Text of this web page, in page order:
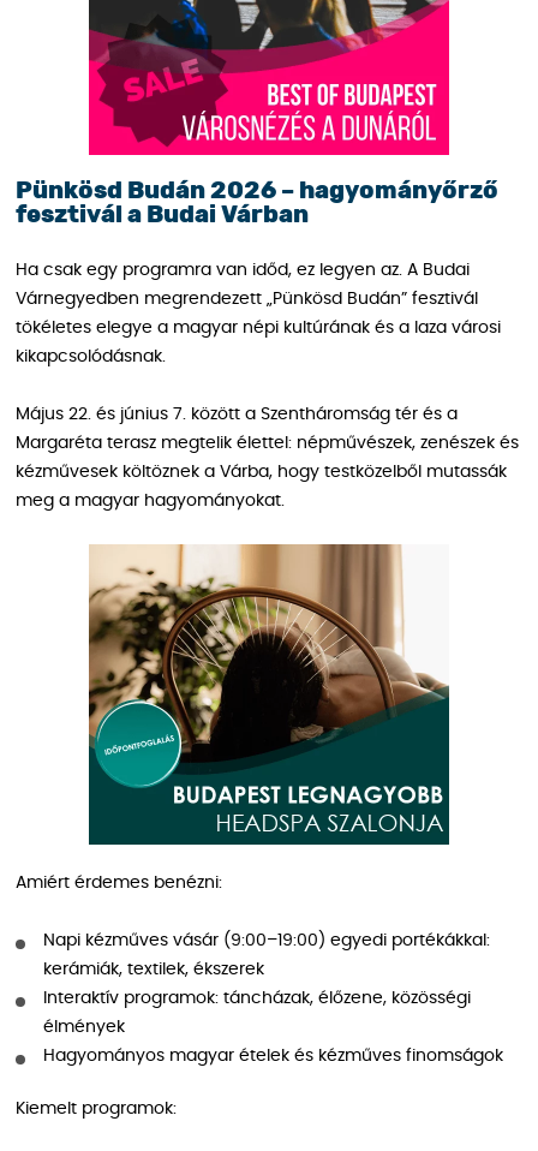
Pünkösd Budán 2026 – hagyományőrző
fesztivál a Budai Várban
Ha csak egy programra van időd, ez legyen az. A Budai
Várnegyedben megrendezett „Pünkösd Budán” fesztivál
tökéletes elegye a magyar népi kultúrának és a laza városi
kikapcsolódásnak.
Május 22. és június 7. között a Szentháromság tér és a
Margaréta terasz megtelik élettel: népművészek, zenészek és
kézművesek költöznek a Várba, hogy testközelből mutassák
meg a magyar hagyományokat.
Amiért érdemes benézni:
Napi kézműves vásár (9:00–19:00) egyedi portékákkal:
kerámiák, textilek, ékszerek
Interaktív programok: táncházak, élőzene, közösségi
élmények
Hagyományos magyar ételek és kézműves finomságok
Kiemelt programok: